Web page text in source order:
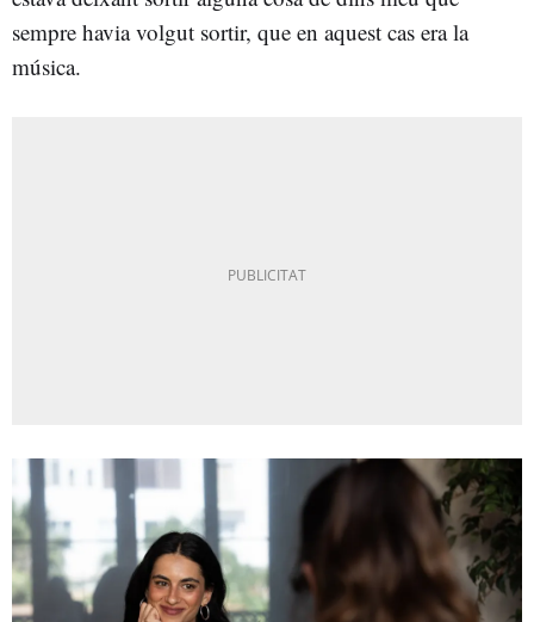
sempre havia volgut sortir, que en aquest cas era la
música.